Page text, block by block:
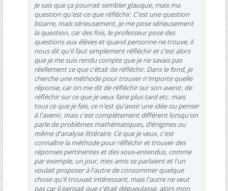
Je sais que ça pourrait sembler glauque, mais ma
question qu'est-ce que réfléchir. C'est une question
bizarre, mais sérieusement, je me pose sérieusement
la question, car des fois, le professeur pose des
questions aux élèves et quand personne ne trouve, il
nous dit qu'il faut simplement réfléchir et c'est alors
que je me suis rendu compte que je ne savais pas
réellement ce que c'était de réfléchir. Dans le fond, je
cherche une méthode pour trouver n'importe quelle
réponse, car on me dit de réfléchir sur son avenir, de
réfléchir sur ce que je veux faire plus tard etc. mais
tous ce que je fais, ce n'est qu'avoir une idée ou penser
à l'avenir, mais c'est complètement différent lorsqu'on
parle de problèmes mathématiques, d’énigmes ou
même d'analyse littéraire. Ce que je veux, c'est
connaître la méthode pour réfléchir et trouver des
réponses pertinentes et des sous-entendus, comme
par exemple, un jour, mes amis se parlaient et l'un
voulait proposer à l'autre de consommer quelque
chose qu'il trouvait intéressant, mais l'autre ne veut
pas car il pensait que c'était dégueulasse, alors mon